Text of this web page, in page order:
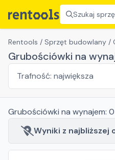
Szukaj
Rentools / Sprzęt budowlany /
Grubościówki na
Grubościówki na wynajem: 0
Wyniki z najbliższej